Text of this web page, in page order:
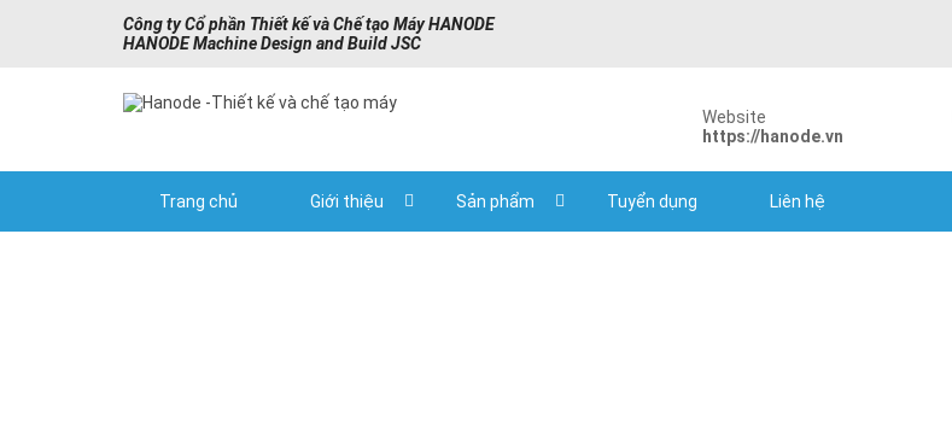
Công ty Cổ phần Thiết kế và Chế tạo Máy HANODE
HANODE Machine Design and Build JSC
Website
https://hanode.vn
Trang chủ Giới thiệu Sản phẩm Tuyển dụng Liên hệ